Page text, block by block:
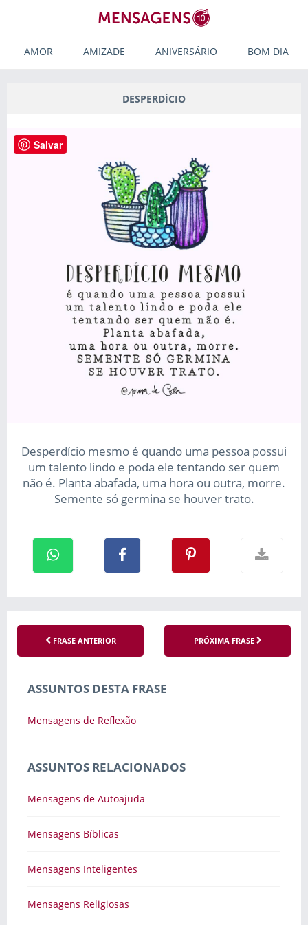
AMOR AMIZADE ANIVERSÁRIO BOM DIA
DESPERDÍCIO
Desperdício mesmo é quando uma pessoa possui
um talento lindo e poda ele tentando ser quem
não é. Planta abafada, uma hora ou outra, morre.
Semente só germina se houver trato.
FRASE ANTERIOR PRÓXIMA FRASE
ASSUNTOS DESTA FRASE
Mensagens de Reflexão
ASSUNTOS RELACIONADOS
Mensagens de Autoajuda
Mensagens Bíblicas
Mensagens Inteligentes
Mensagens Religiosas
Salvar